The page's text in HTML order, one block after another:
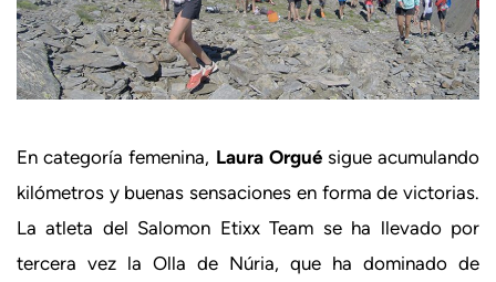
En categoría femenina, Laura Orguésigue acumulando
kilómetros y buenas sensaciones en forma de victorias.
La atleta del Salomon Etixx Team se ha llevado por
tercera vez la Olla de Núria, que ha dominado de